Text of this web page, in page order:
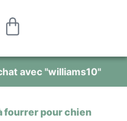
avec "williams10"
fourrer pour chien